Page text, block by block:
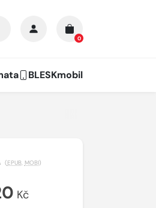
0
BLESKmobil
(EPUB, MOBI)
Kč